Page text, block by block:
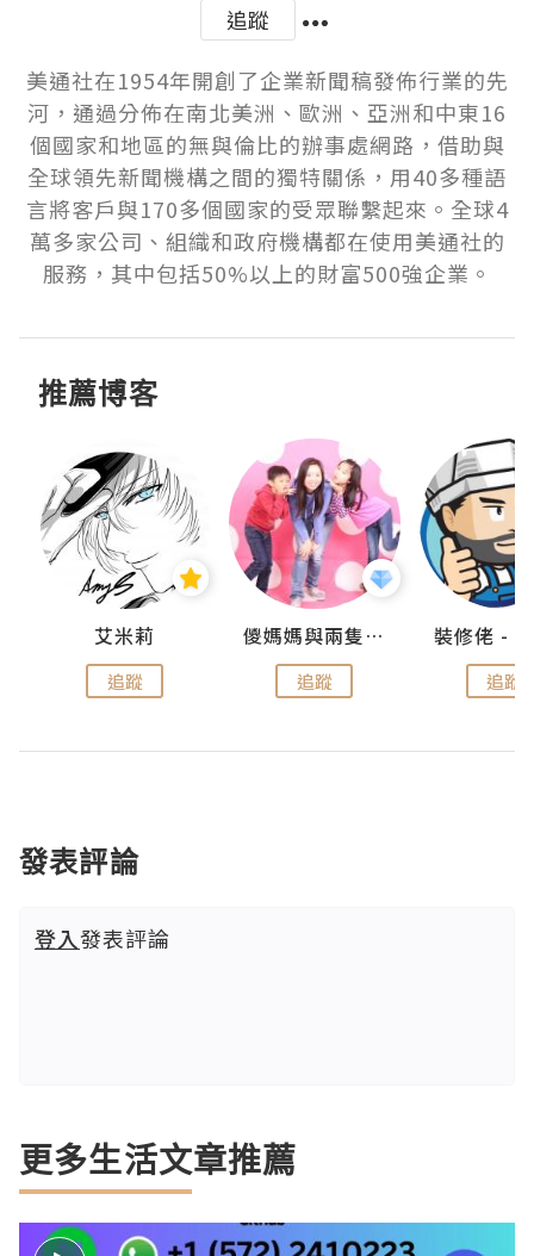
追蹤
美通社在1954年開創了企業新聞稿發佈行業的先
河，通過分佈在南北美洲、歐洲、亞洲和中東16
個國家和地區的無與倫比的辦事處網路，借助與
全球領先新聞機構之間的獨特關係，用40多種語
言將客戶與170多個國家的受眾聯繫起來。全球4
萬多家公司、組織和政府機構都在使用美通社的
服務，其中包括50%以上的財富500強企業。
推薦博客
艾米莉
追蹤
儍媽媽與兩隻小魔怪之家
追蹤 追蹤
發表評論
登入發表評論
更多生活文章推薦